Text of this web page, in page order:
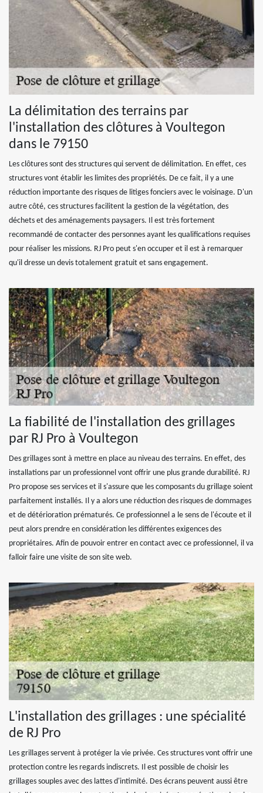
La délimitation des terrains par
l'installation des clôtures à Voultegon
dans le 79150
Les clôtures sont des structures qui servent de délimitation. En effet, ces
structures vont établir les limites des propriétés. De ce fait, il y a une
réduction importante des risques de litiges fonciers avec le voisinage. D'un
autre côté, ces structures facilitent la gestion de la végétation, des
déchets et des aménagements paysagers. Il est très fortement
recommandé de contacter des personnes ayant les qualifications requises
pour réaliser les missions. RJ Pro peut s'en occuper et il est à remarquer
qu'il dresse un devis totalement gratuit et sans engagement.
La fiabilité de l'installation des grillages
par RJ Pro à Voultegon
Des grillages sont à mettre en place au niveau des terrains. En effet, des
installations par un professionnel vont offrir une plus grande durabilité. RJ
Pro propose ses services et il s'assure que les composants du grillage soient
parfaitement installés. Il y a alors une réduction des risques de dommages
et de détérioration prématurés. Ce professionnel a le sens de l'écoute et il
peut alors prendre en considération les différentes exigences des
propriétaires. Afin de pouvoir entrer en contact avec ce professionnel, il va
falloir faire une visite de son site web.
L'installation des grillages : une spécialité
de RJ Pro
Les grillages servent à protéger la vie privée. Ces structures vont offrir une
protection contre les regards indiscrets. Il est possible de choisir les
grillages souples avec des lattes d'intimité. Des écrans peuvent aussi être